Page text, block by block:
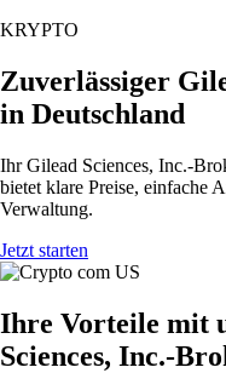
KRYPTO
Zuverlässiger
in Deutschland
Ihr Gilead Sciences, Inc.-
bietet klare Preise, einfache
Verwaltung.
Jetzt starten
Ihre Vorteile mit
Sciences, Inc.-